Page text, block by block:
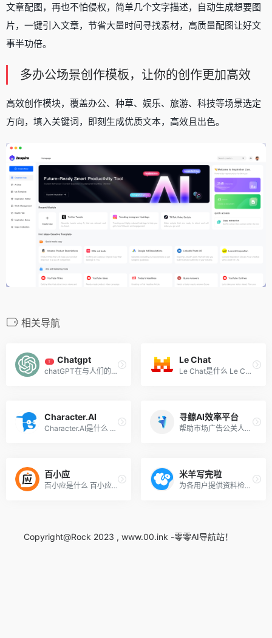
文章配图，再也不怕侵权，简单几个文字描述，自动生成想要图
片，一键引入文章，节省大量时间寻找素材，高质量配图让好文
事半功倍。
多办公场景创作模板，让你的创作更加高效
高效创作模块，覆盖办公、种草、娱乐、旅游、科技等场景选定
方向，填入关键词，即刻生成优质文本，高效且出色。
相关导航
T Chatgpt
chatGPT在与人们的对话中可以理解较为复杂的语句内容，比如有多层语法嵌套的句子。同时，ChatGPT拥有一定联系上下文理解语境的能力，可以针对一个问题不断深入交流。
Le Chat
Le Chat是什么 Le Chat 是 Mi...
Character.AI
Character.AI是什么 Characte...
寻鲸AI效率平台
帮助市场广告公关人能力超级进化
百小应
百小应是什么 百小应是百川智...
米羊写完啦
为各用户提供资料检索、AI伴写、AI工具箱、文件整合等功能
Copyright@Rock 2023 , www.00.ink -零零AI导航站！